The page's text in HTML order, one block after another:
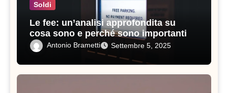
Soldi
Le fee: un’analisi approfondita su
cosa sono e perché sono importanti
Antonio Brametti Settembre 5, 2025